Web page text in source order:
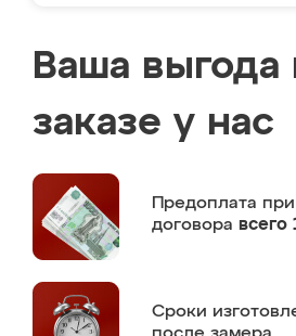
Ваша выгода
заказе у нас
Предоплата
договора всего
Сроки